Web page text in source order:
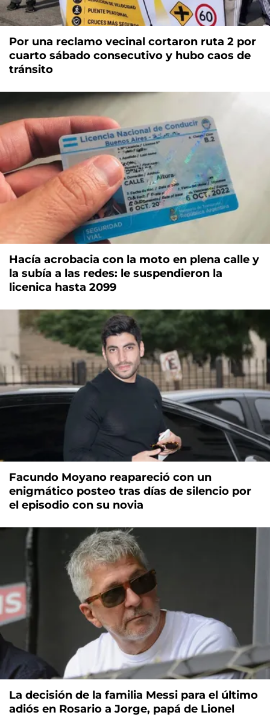
Por una reclamo vecinal cortaron ruta 2 por
cuarto sábado consecutivo y hubo caos de
tránsito
Hacía acrobacia con la moto en plena calle y
la subía a las redes: le suspendieron la
licenica hasta 2099
Facundo Moyano reapareció con un
enigmático posteo tras días de silencio por
el episodio con su novia
La decisión de la familia Messi para el último
adiós en Rosario a Jorge, papá de Lionel